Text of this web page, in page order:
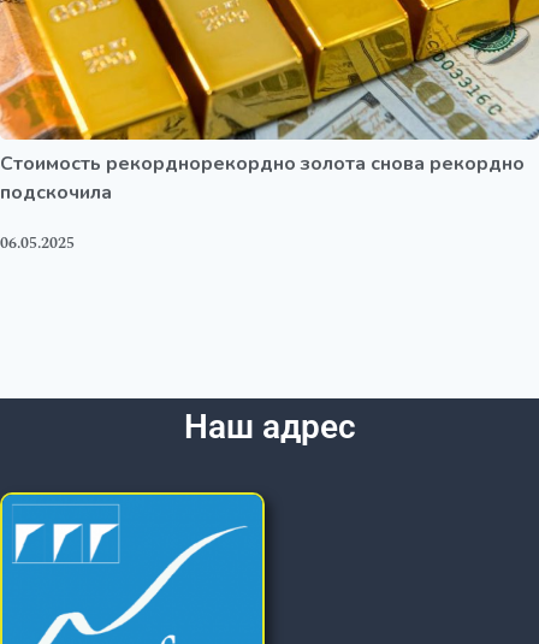
Стоимость рекорднорекордно золота снова рекордно
подскочила
06.05.2025
Наш адрес